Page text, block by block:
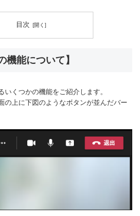
目次
機能について】
いくつかの機能をご紹介します。
の上に下図のようなボタンが並んだバー